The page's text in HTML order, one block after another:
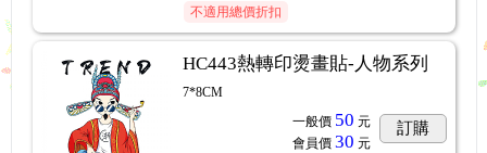
不適用總價折扣
HC443熱轉印燙畫貼-人物系列
7*8CM
一般價 50 元
會員價 30 元
訂購